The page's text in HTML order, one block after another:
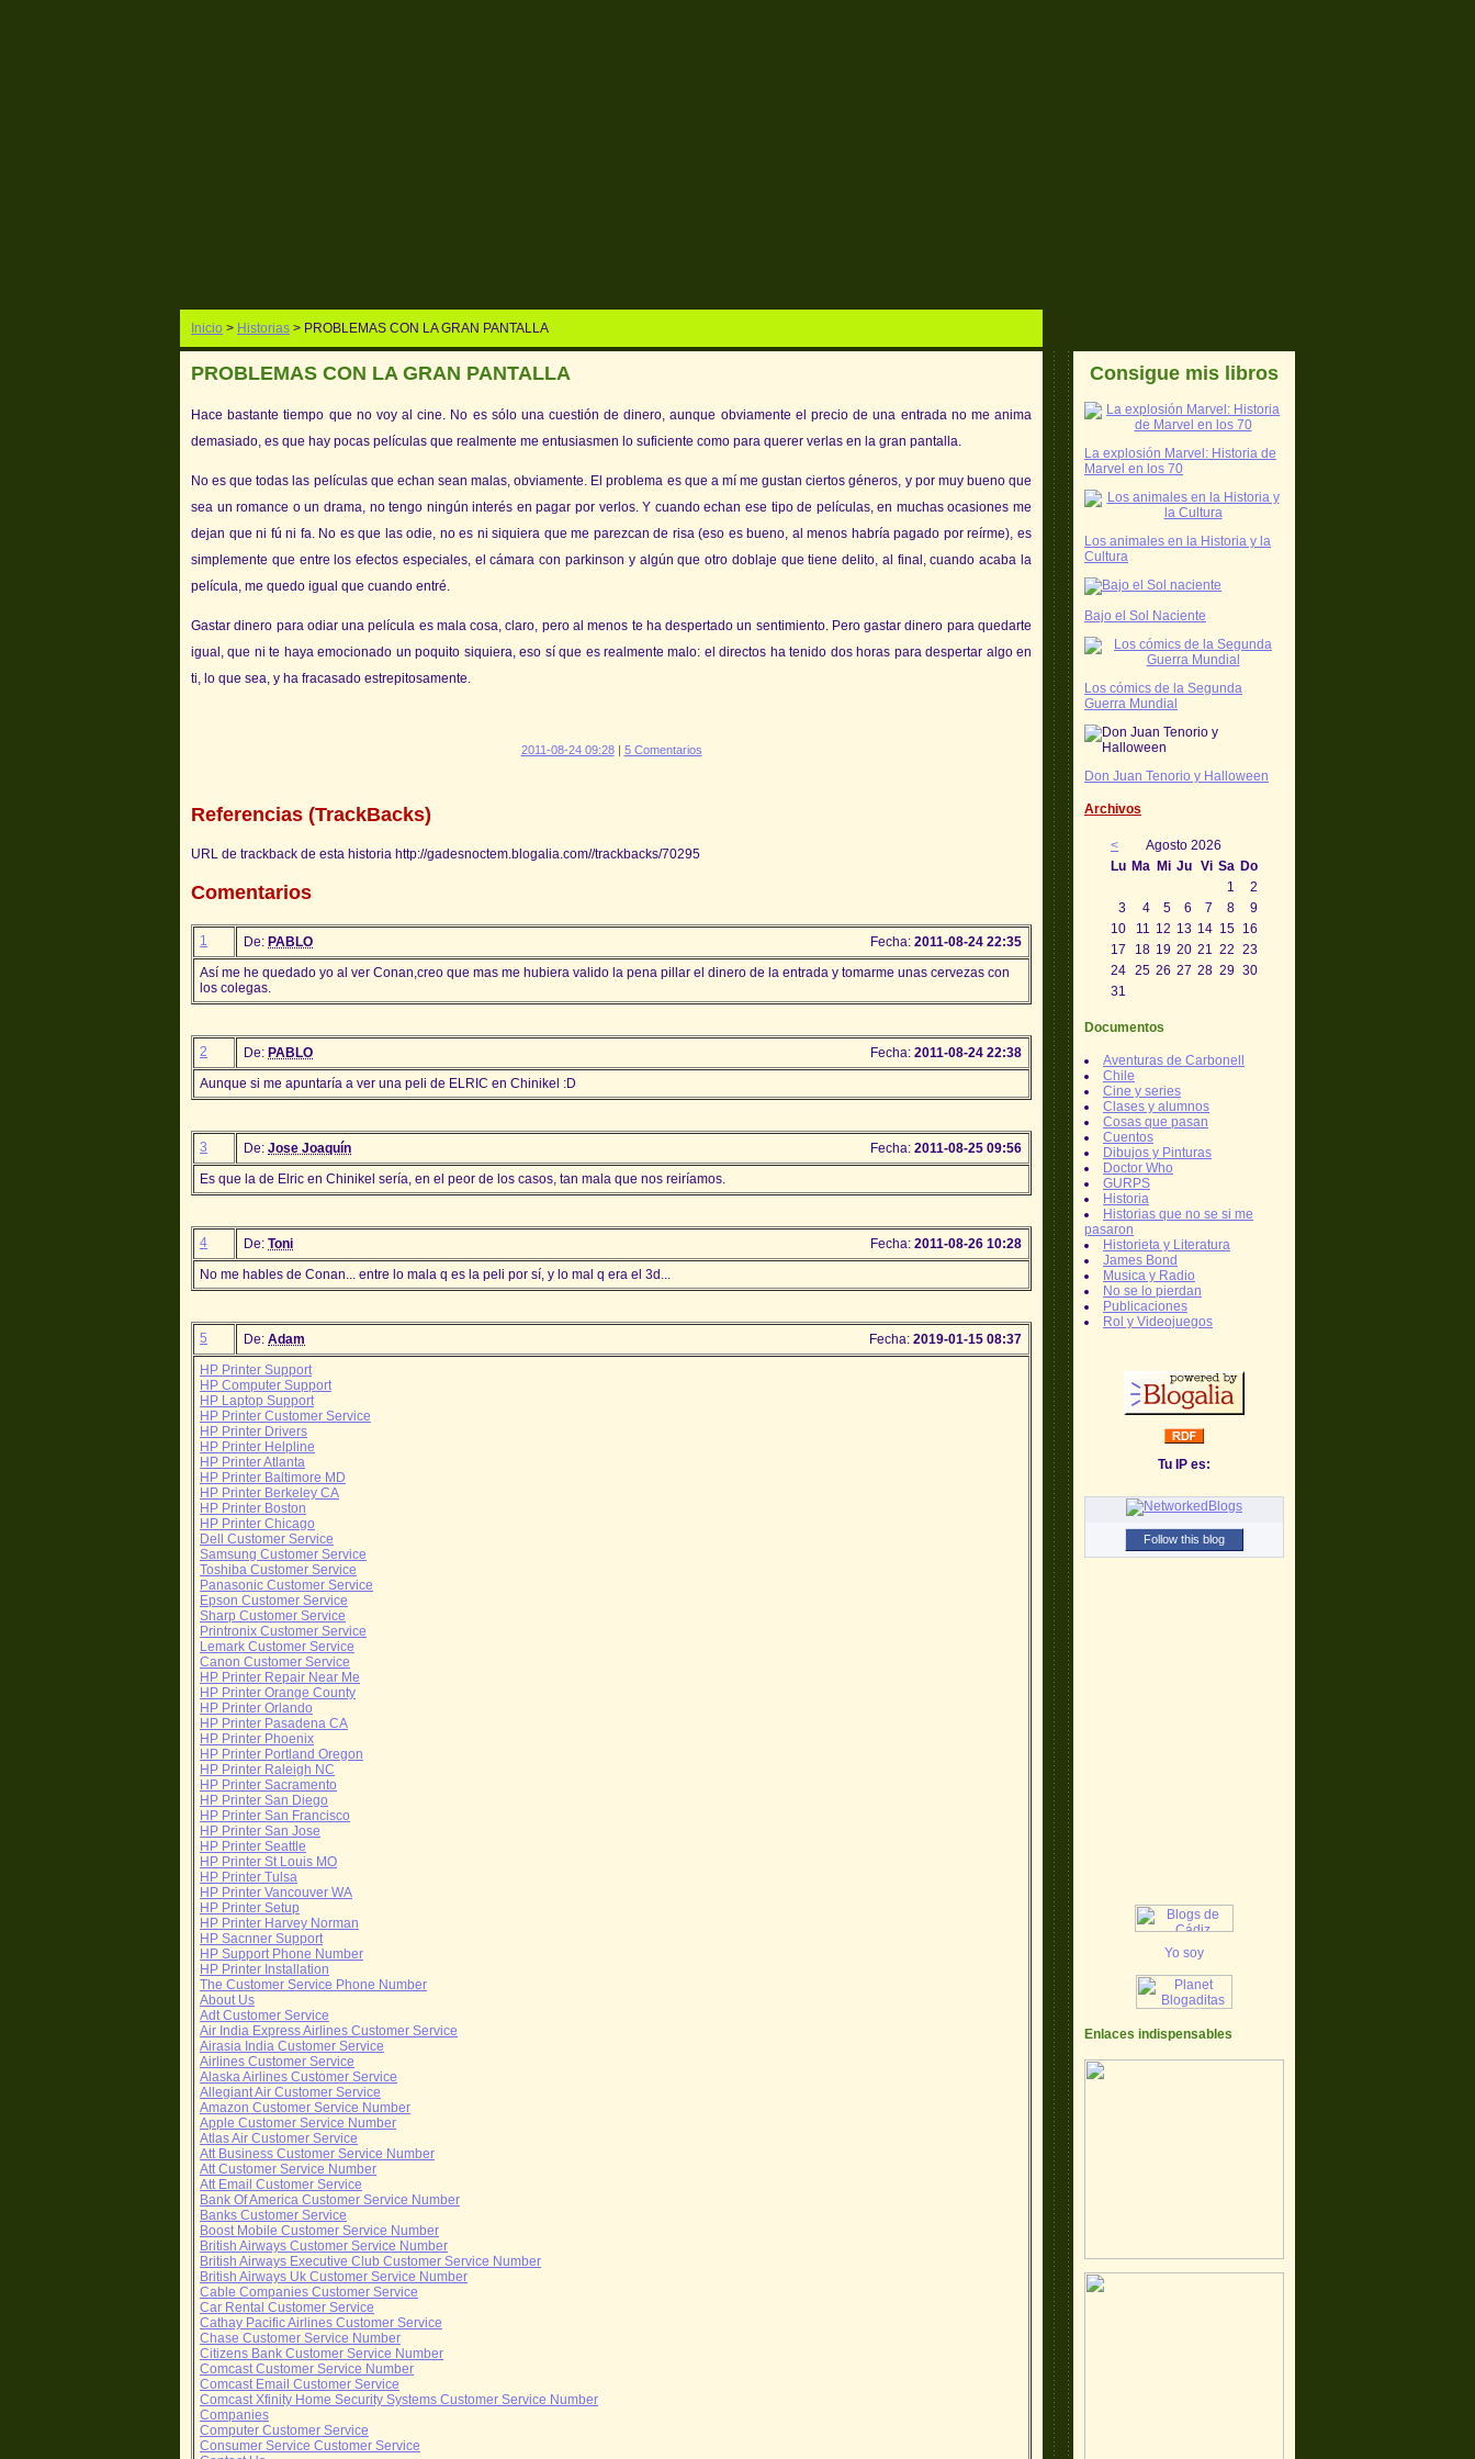
Inicio > Historias > PROBLEMAS CON LA GRAN PANTALLA
PROBLEMAS CON LA GRAN PANTALLA
Hace bastante tiempo que no voy al cine. No es sólo una cuestión de dinero, aunque obviamente el precio de una entrada no me anima
demasiado, es que hay pocas películas que realmente me entusiasmen lo suficiente como para querer verlas en la gran pantalla.
No es que todas las películas que echan sean malas, obviamente. El problema es que a mí me gustan ciertos géneros, y por muy bueno que
sea un romance o un drama, no tengo ningún interés en pagar por verlos. Y cuando echan ese tipo de películas, en muchas ocasiones me
dejan que ni fú ni fa. No es que las odie, no es ni siquiera que me parezcan de risa (eso es bueno, al menos habría pagado por reírme), es
simplemente que entre los efectos especiales, el cámara con parkinson y algún que otro doblaje que tiene delito, al final, cuando acaba la
película, me quedo igual que cuando entré.
Gastar dinero para odiar una película es mala cosa, claro, pero al menos te ha despertado un sentimiento. Pero gastar dinero para quedarte
igual, que ni te haya emocionado un poquito siquiera, eso sí que es realmente malo: el directos ha tenido dos horas para despertar algo en
ti, lo que sea, y ha fracasado estrepitosamente.
2011-08-24 09:28| 5 Comentarios
Referencias (TrackBacks)
URL de trackback de esta historia http://gadesnoctem.blogalia.com//trackbacks/70295
Comentarios
1 De: PABLO Fecha: 2011-08-24 22:35
Así me he quedado yo al ver Conan,creo que mas me hubiera valido la pena pillar el dinero de la entrada y tomarme unas cervezas con
los colegas.
2 De: PABLO Fecha: 2011-08-24 22:38
Aunque si me apuntaría a ver una peli de ELRIC en Chinikel :D
3 De: Jose Joaquín Fecha: 2011-08-25 09:56
Es que la de Elric en Chinikel sería, en el peor de los casos, tan mala que nos reiríamos.
4 De: Toni Fecha: 2011-08-26 10:28
No me hables de Conan... entre lo mala q es la peli por sí, y lo mal q era el 3d...
5 De: Adam Fecha: 2019-01-15 08:37
HP Printer Support
HP Computer Support
HP Laptop Support
HP Printer Customer Service
HP Printer Drivers
HP Printer Helpline
HP Printer Atlanta
HP Printer Baltimore MD
HP Printer Berkeley CA
HP Printer Boston
HP Printer Chicago
Dell Customer Service
Samsung Customer Service
Toshiba Customer Service
Panasonic Customer Service
Epson Customer Service
Sharp Customer Service
Printronix Customer Service
Lemark Customer Service
Canon Customer Service
HP Printer Repair Near Me
HP Printer Orange County
HP Printer Orlando
HP Printer Pasadena CA
HP Printer Phoenix
HP Printer Portland Oregon
HP Printer Raleigh NC
HP Printer Sacramento
HP Printer San Diego
HP Printer San Francisco
HP Printer San Jose
HP Printer Seattle
HP Printer St Louis MO
HP Printer Tulsa
HP Printer Vancouver WA
HP Printer Setup
HP Printer Harvey Norman
HP Sacnner Support
HP Support Phone Number
HP Printer Installation
The Customer Service Phone Number
About Us
Adt Customer Service
Air India Express Airlines Customer Service
Airasia India Customer Service
Airlines Customer Service
Alaska Airlines Customer Service
Allegiant Air Customer Service
Amazon Customer Service Number
Apple Customer Service Number
Atlas Air Customer Service
Att Business Customer Service Number
Att Customer Service Number
Att Email Customer Service
Bank Of America Customer Service Number
Banks Customer Service
Boost Mobile Customer Service Number
British Airways Customer Service Number
British Airways Executive Club Customer Service Number
British Airways Uk Customer Service Number
Cable Companies Customer Service
Car Rental Customer Service
Cathay Pacific Airlines Customer Service
Chase Customer Service Number
Citizens Bank Customer Service Number
Comcast Customer Service Number
Comcast Email Customer Service
Comcast Xfinity Home Security Systems Customer Service Number
Companies
Computer Customer Service
Consumer Service Customer Service
Consigue mis libros
La explosión Marvel: Historia de
Marvel en los 70
Los animales en la Historia y la
Cultura
Bajo el Sol Naciente
Los cómics de la Segunda
Guerra Mundial
Don Juan Tenorio y Halloween
Archivos
<
Agosto 2026
Lu Ma Mi Ju Vi Sa Do
1
2
3
4 5 6 7 8
9
10
11 12 13 14 15 16
17
18 19 20 21 22 23
24 25 26 27 28 29 30
31
Documentos
Aventuras de Carbonell
Chile
Cine y series
Clases y alumnos
Cosas que pasan
Cuentos
Dibujos y Pinturas
Doctor Who
GURPS
Historia
Historias que no se si me
pasaron
Historieta y Literatura
James Bond
Musica y Radio
No se lo pierdan
Publicaciones
Rol y Videojuegos
Tu IP es:
Follow this blog
Enlaces indispensables